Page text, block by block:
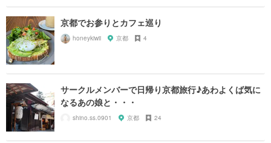
京都でお参りとカフェ巡り
honeykiwii 京都 4
サークルメンバーで日帰り京都旅行♪あわよくば気に
なるあの娘と・・・
shino.ss.0901 京都 24